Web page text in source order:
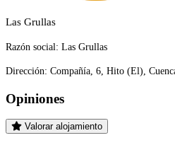
Las Grullas
Razón social: Las Grullas
Dirección: Compañía, 6, Hito (El),
Opiniones
Valorar alojamiento